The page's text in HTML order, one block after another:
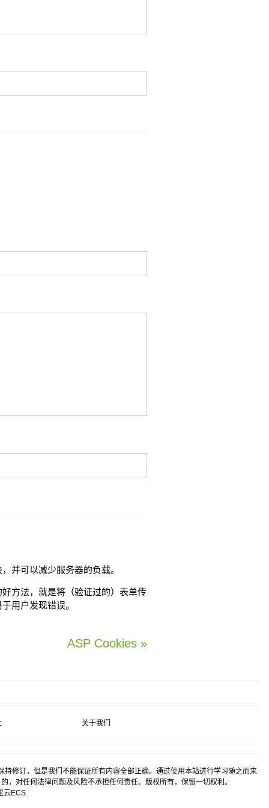
并可以减少服务器的负载。
方法，就是将（验证过的）表单传
用户发现错误。
ASP Cookies »
关于我们
修订，但是我们不能保证所有内容全部正确。通过使用本站进行学习随之而来
对任何法律问题及风险不承担任何责任。版权所有，保留一切权利。
云ECS